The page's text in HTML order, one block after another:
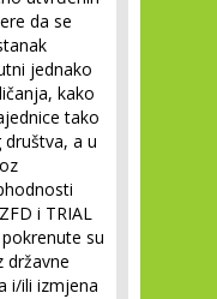
da se
jednako
kako
tako
a u
i TRIAL
su
državne
i/ili izmjena